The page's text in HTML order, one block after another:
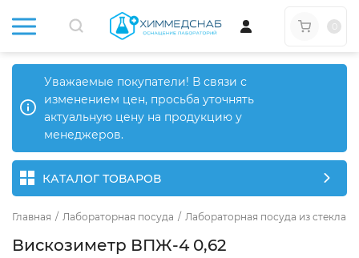
Уважаемые покупатели! В связи с
изменением цен, просьба уточнять
актуальную цену на продукцию у
менеджеров.
КАТАЛОГ ТОВАРОВ
Главная / Лабораторная посуда / Лабораторная посуда из стекла
Вискозиметр ВПЖ-4 0,62